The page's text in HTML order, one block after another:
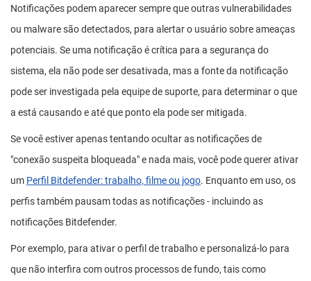
Notificações podem aparecer sempre que outras vulnerabilidades
ou malware são detectados, para alertar o usuário sobre ameaças
potenciais. Se uma notificação é crítica para a segurança do
sistema, ela não pode ser desativada, mas a fonte da notificação
pode ser investigada pela equipe de suporte, para determinar o que
a está causando e até que ponto ela pode ser mitigada.
Se você estiver apenas tentando ocultar as notificações de
"conexão suspeita bloqueada" e nada mais, você pode querer ativar
um Perfil Bitdefender: trabalho, filme ou jogo. Enquanto em uso, os
perfis também pausam todas as notificações - incluindo as
notificações Bitdefender.
Por exemplo, para ativar o perfil de trabalho e personalizá-lo para
que não interfira com outros processos de fundo, tais como